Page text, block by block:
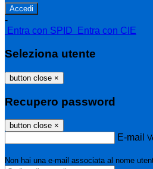
-
Entra con SPID
Entra con CIE
Seleziona utente
button close ×
Recupero password
button close ×
E-mail
Non hai una e-mail associata al nome